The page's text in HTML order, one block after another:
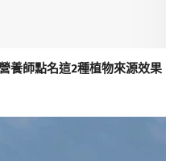
養師點名這2種植物來源效果